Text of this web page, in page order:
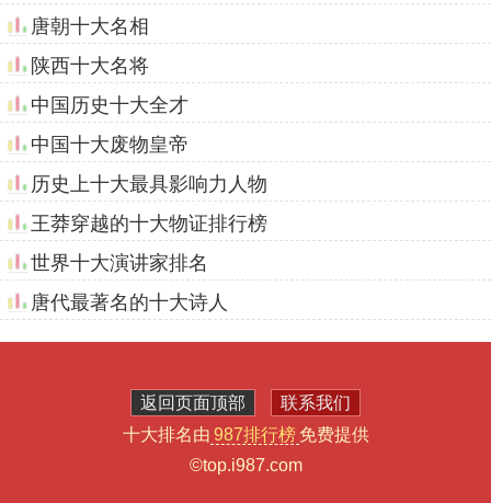
唐朝十大名相
陕西十大名将
中国历史十大全才
中国十大废物皇帝
历史上十大最具影响力人物
王莽穿越的十大物证排行榜
世界十大演讲家排名
唐代最著名的十大诗人
返回页面顶部
联系我们
十大排名由 987排行榜 免费提供
©top.i987.com